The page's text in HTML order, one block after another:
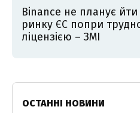
Binance не планує йти
ринку ЄС попри
ліцензією – ЗМІ
ОСТАННІ НОВИНИ